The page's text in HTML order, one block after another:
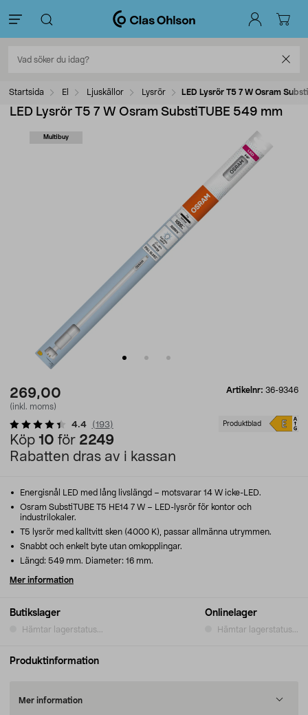
Startsida El Ljuskällor Lysrör LED Lysrör T5 7 W Osram
LED Lysrör T5 7 W Osram SubstiTUBE 549 mm
Multibuy
269,00
(inkl. moms)
Artikelnr: 36-9346
Produktblad
4.4 (193)
Köp 10 för 2249
Rabatten dras av i kassan
Butikslager
Hämtar lagerstatus...
Onlinelager
Hämtar lagerstatus...
Energisnål LED med lång livslängd – motsvarar 14 W icke-LED.
Osram SubstiTUBE T5 HE14 7 W – LED-lysrör för kontor och
industrilokaler.
T5 lysrör med kalltvitt sken (4000 K), passar allmänna utrymmen.
Snabbt och enkelt byte utan omkopplingar.
Längd: 549 mm. Diameter: 16 mm.
Mer information
Produktinformation
Mer information